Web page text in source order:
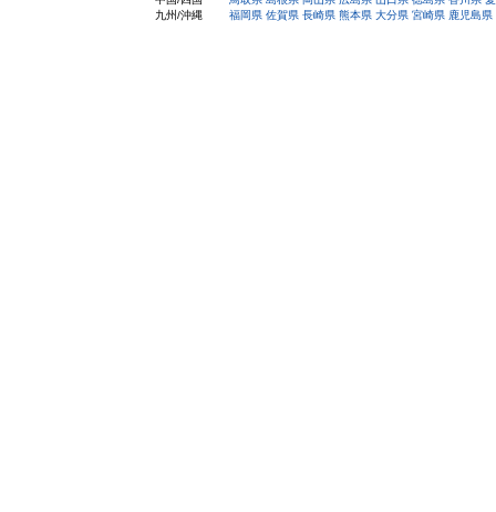
九州/沖縄
福岡県 佐賀県 長崎県 熊本県 大分県 宮崎県 鹿児島県